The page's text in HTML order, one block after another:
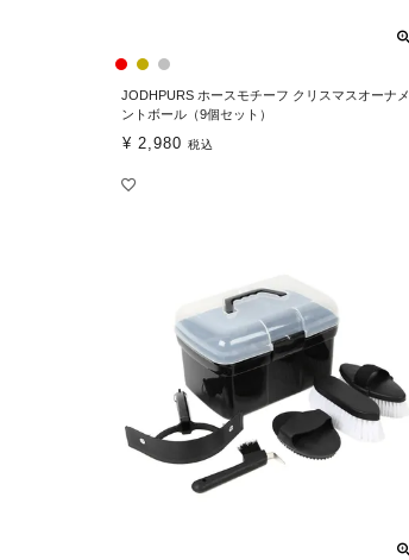
JODHPURS ホースモチーフ クリスマスオーナメ
ントボール（9個セット）
¥ 2,980 税込